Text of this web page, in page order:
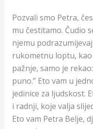
Pozvali smo Petra,
mu čestitamo. Čudio
njemu
rukometnu loptu,
pažnje, samo je
puno.” Eto vam u
jedinice za ljudskost.
i radnji, koje valja
Eto vam Petra Belje,